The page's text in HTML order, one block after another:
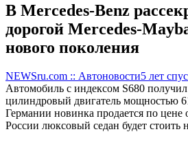
В Mercedes-Benz
дорогой Mercedes-
нового поколения
NEWSru.com :: Автоновости5 лет
Автомобиль с индексом S680
цилиндровый двигатель мощностью
Германии новинка продается по цене
России люксовый седан будет стоить